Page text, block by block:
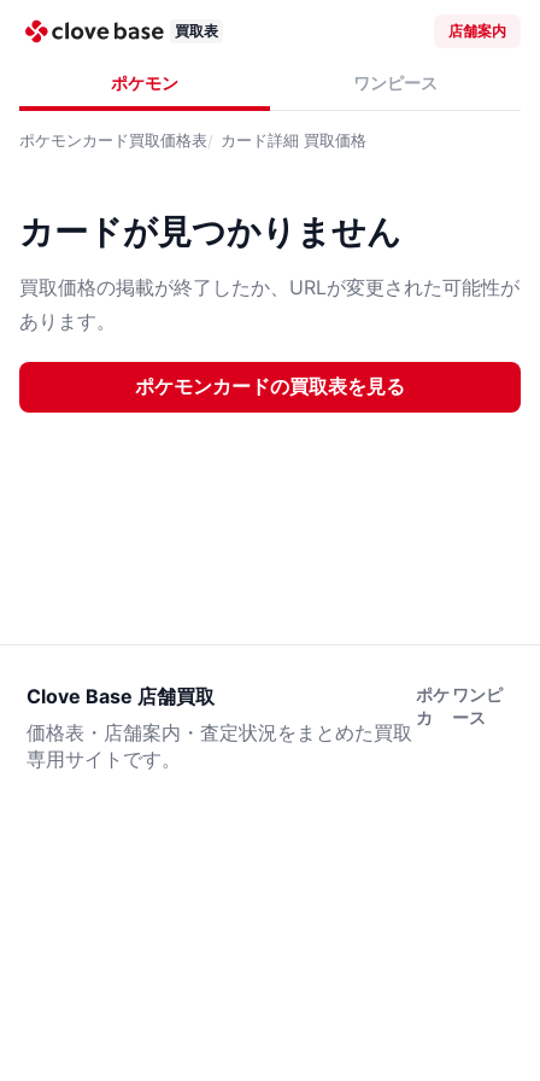
買取表 店舗案内
ポケモン ワンピース
ポケモンカード買取価格表 カード詳細 買取価格
カードが見つかりません
買取価格の掲載が終了したか、URLが変更された可能性が
あります。
ポケモンカードの買取表を見る
Clove Base 店舗買取
価格表・店舗案内・査定状況をまとめた買取
専用サイトです。
ポケ
カ
ワンピ
ース